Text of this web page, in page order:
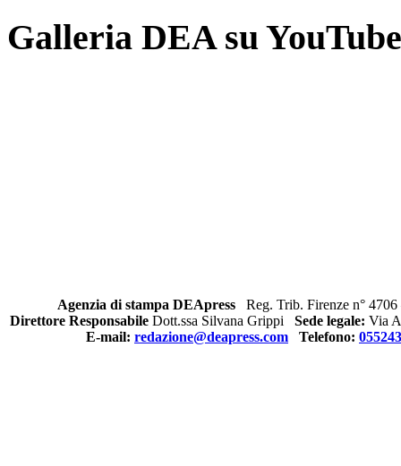
Galleria DEA su YouTube
Agenzia di stampa DEApress Reg. Trib. Firenze n° 4706
Direttore Responsabile Dott.ssa Silvana Grippi Sede legale: Via
E-mail: redazione@deapress.com Telefono: